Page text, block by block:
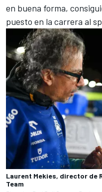
en buena forma,
puesto en la carrera al
Laurent Mekies, director de
Team